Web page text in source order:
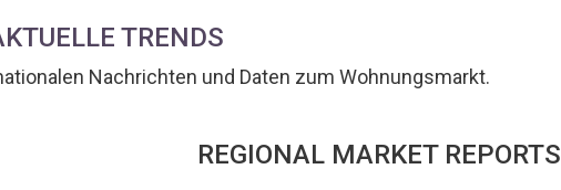
TRENDS
Nachrichten und Daten zum Wohnungsmarkt.
REGIONAL MARKET REPORTS